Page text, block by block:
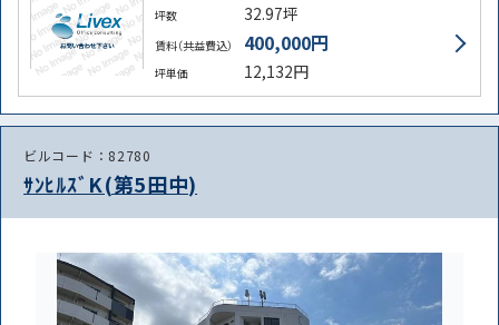
坪数 32.97坪
賃料（共益費込） 400,000円
坪単価 12,132円
ビルコード：82780
ｻﾝﾋﾙｽﾞK(第5田中)